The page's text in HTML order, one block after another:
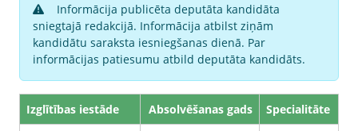
Informācija publicēta deputāta kandidāta
sniegtajā redakcijā. Informācija atbilst ziņām
kandidātu saraksta iesniegšanas dienā. Par
informācijas patiesumu atbild deputāta kandidāts.
Izglītības iestāde Absolvēšanas gads
Specialitāte